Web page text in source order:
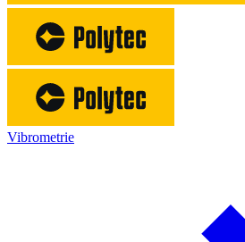
Vibrometrie